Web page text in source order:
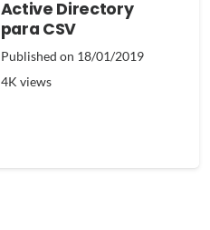
Active Directory
para CSV
Published on 18/01/2019
4K views